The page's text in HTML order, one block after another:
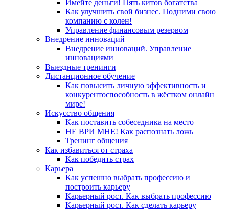
Имейте деньги! Пять китов богатства
Как улучшить свой бизнес. Подними свою
компанию с колен!
Управление финансовым резервом
Внедрение инноваций
Внедрение инноваций. Управление
инновациями
Выездные тренинги
Дистанционное обучение
Как повысить личную эффективность и
конкурентоспособность в жёстком онлайн
мире!
Искусство общения
Как поставить собеседника на место
НЕ ВРИ МНЕ! Как распознать ложь
Тренинг общения
Как избавиться от страха
Как победить страх
Карьера
Как успешно выбрать профессию и
построить карьеру
Карьерный рост. Как выбрать профессию
Карьерный рост. Как сделать карьеру